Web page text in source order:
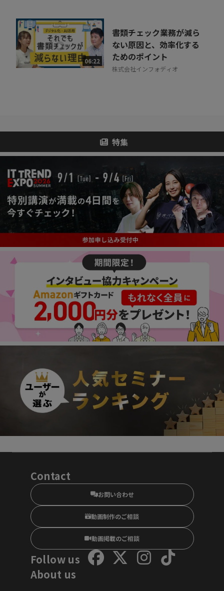
06:22
書類チェック業務が減ら
ない原因と、効率化する
ためのポイント
株式会社インフォディオ
特集
Contact
お問い合わせ
動画制作のご相談
動画掲載のご相談
Follow us
About us